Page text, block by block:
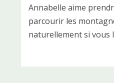
Annabelle aime
parcourir les
naturellement si vous